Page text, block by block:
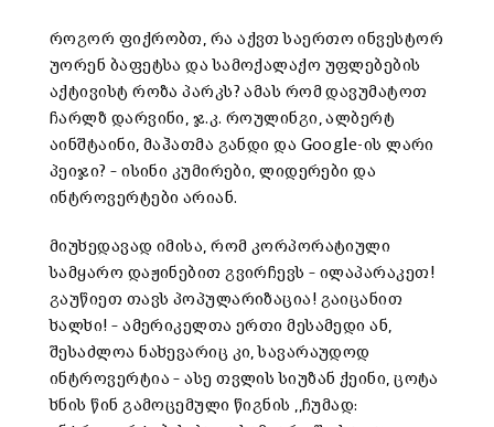
როგორ ფიქრობთ, რა აქვთ საერთო ინვესტორ
უორენ ბაფეტსა და სამოქალაქო უფლებების
აქტივისტ როზა პარკს? ამას რომ დავუმატოთ
ჩარლზ დარვინი, ჯ.კ. როულინგი, ალბერტ
აინშტაინი, მაჰათმა განდი და Google-ის ლარი
პეიჯი? – ისინი კუმირები, ლიდერები და
ინტროვერტები არიან.
მიუხედავად იმისა, რომ კორპორატიული
სამყარო დაჟინებით გვირჩევს – ილაპარაკეთ!
გაუწიეთ თავს პოპულარიზაცია! გაიცანით
ხალხი! – ამერიკელთა ერთი მესამედი ან,
შესაძლოა ნახევარიც კი, სავარაუდოდ
ინტროვერტია – ასე თვლის სიუზან ქეინი, ცოტა
ხნის წინ გამოცემული წიგნის ,,ჩუმად: